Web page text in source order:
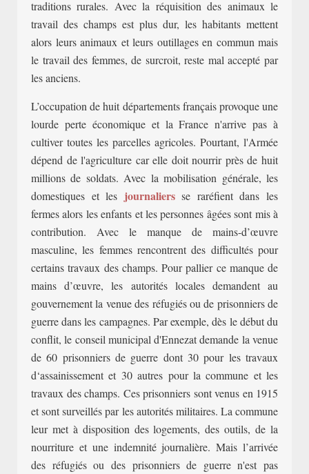
traditions rurales. Avec la réquisition des animaux le
travail des champs est plus dur, les habitants mettent
alors leurs animaux et leurs outillages en commun mais
le travail des femmes, de surcroit, reste mal accepté par
les anciens.
L’occupation de huit départements français provoque une
lourde perte économique et la France n'arrive pas à
cultiver toutes les parcelles agricoles. Pourtant, l'Armée
dépend de l'agriculture car elle doit nourrir près de huit
millions de soldats. Avec la mobilisation générale, les
domestiques et les journaliersse raréfient dans les
fermes alors les enfants et les personnes âgées sont mis à
contribution. Avec le manque de mains-d’œuvre
masculine, les femmes rencontrent des difficultés pour
certains travaux des champs. Pour pallier ce manque de
mains d’œuvre, les autorités locales demandent au
gouvernement la venue des réfugiés ou de prisonniers de
guerre dans les campagnes. Par exemple, dès le début du
conflit, le conseil municipal d'Ennezat demande la venue
de 60 prisonniers de guerre dont 30 pour les travaux
d‘assainissement et 30 autres pour la commune et les
travaux des champs. Ces prisonniers sont venus en 1915
et sont surveillés par les autorités militaires. La commune
leur met à disposition des logements, des outils, de la
nourriture et une indemnité journalière. Mais l’arrivée
des réfugiés ou des prisonniers de guerre n'est pas